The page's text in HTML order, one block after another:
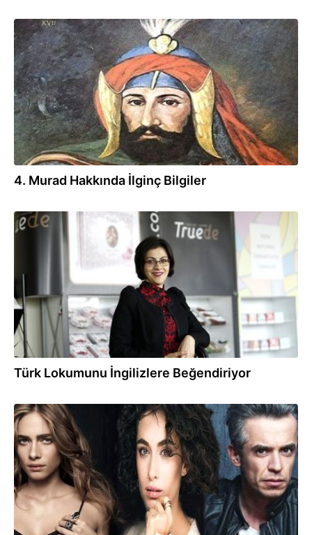
15.06.2017
4. Murad Hakkında İlginç Bilgiler
27.05.2017
Türk Lokumunu İngilizlere Beğendiriyor
09.05.2017